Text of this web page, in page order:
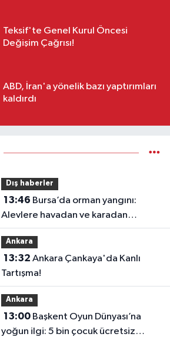
Teksif'te Genel Kurul Öncesi
Değişim Çağrısı!
ABD, İran'a yönelik bazı yaptırımları
kaldırdı
Dış haberler
13:46
Alevlere havadan ve karadan
müdahale
Ankara
13:32
Tartışma!
Ankara
13:00Başkent Oyun Dünyası’na
yoğun ilgi: 5 bin çocuk ücretsiz